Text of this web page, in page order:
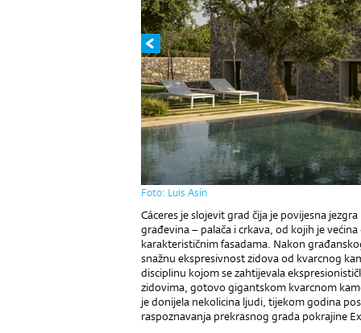
Foto: Luis Asín
Cáceres je slojevit grad čija je povijesna
građevina – palača i crkava, od kojih je
karakterističnim fasadama. Nakon
snažnu ekspresivnost zidova od kvarcnog
disciplinu kojom se zahtijevala
zidovima, gotovo gigantskom kvarcnom
je donijela nekolicina ljudi, tijekom godina
raspoznavanja prekrasnog grada pokrajine